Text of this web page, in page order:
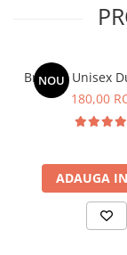
NOU
Bratara Unisex
180,00
ADAUGA